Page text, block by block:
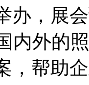
办，展
内外的
，帮助